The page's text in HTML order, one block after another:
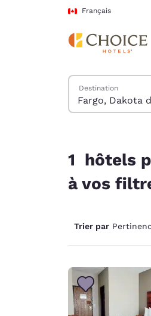
Passer à Contenu Principal
Français
Trouver des hôtels
Destination
1 hôtels
à vos
Trier par